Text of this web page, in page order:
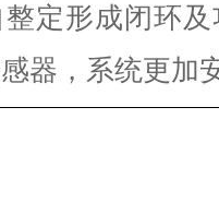
定形成闭环
器，系统更加